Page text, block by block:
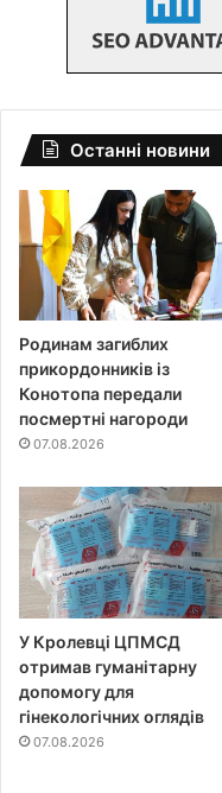
Останні новини
Родинам загиблих
прикордонників із
Конотопа передали
посмертні нагороди
07.08.2026
У Кролевці ЦПМСД
отримав гуманітарну
допомогу для
гінекологічних оглядів
07.08.2026